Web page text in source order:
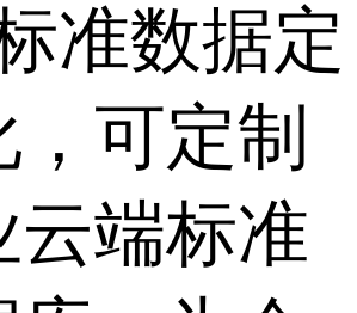
准数据定
，可定制
云端标准